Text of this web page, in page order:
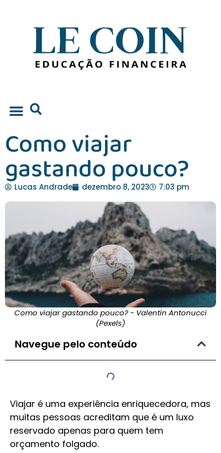
Como viajar
gastando pouco?
Lucas Andrade dezembro 8, 2023 7:03 pm
Como viajar gastando pouco? - Valentin Antonucci
(Pexels)
Navegue pelo conteúdo
Viajar é uma experiência enriquecedora, mas
muitas pessoas acreditam que é um luxo
reservado apenas para quem tem
orçamento folgado.